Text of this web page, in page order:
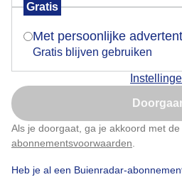
Gratis
Met persoonlijke
Gratis blijven gebruiken
Als je doorgaat, ga je akkoord met de
abonnementsvoorwaarden
Heb je al een Buienradar-
Hoog water Blauwe lucht
Vliegtuigstreep Natuur Bomen
Door: Sandra Romijn Gemaakt: 03-
Is goed, toon
Nu niet,
Klik hierom dit aan